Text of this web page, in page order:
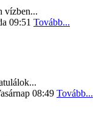
vízben...
09:51 Tovább...
08:49 Tovább...